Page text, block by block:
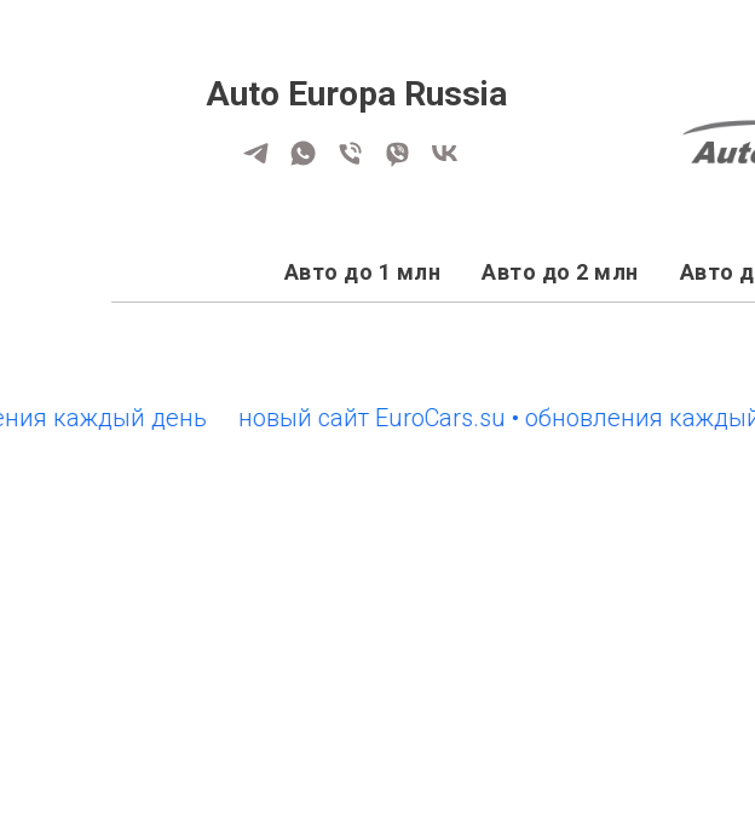
Auto Europa Russia
Авто до 1 млн Авто до 2 млн Авто
день новый сайт EuroCars.su • обновления каждый